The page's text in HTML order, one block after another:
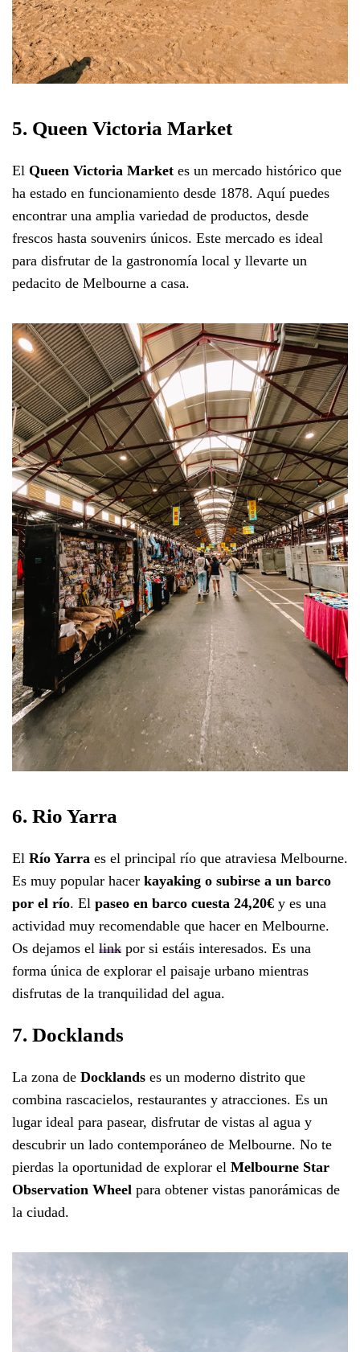
5. Queen Victoria Market
El Queen Victoria Market es un mercado histórico que
ha estado en funcionamiento desde 1878. Aquí puedes
encontrar una amplia variedad de productos, desde
frescos hasta souvenirs únicos. Este mercado es ideal
para disfrutar de la gastronomía local y llevarte un
pedacito de Melbourne a casa.
6. Rio Yarra
El Río Yarra es el principal río que atraviesa Melbourne.
Es muy popular hacer kayaking o subirse a un barco
por el río. El paseo en barco cuesta 24,20€ y es una
actividad muy recomendable que hacer en Melbourne.
Os dejamos el link por si estáis interesados. Es una
forma única de explorar el paisaje urbano mientras
disfrutas de la tranquilidad del agua.
7. Docklands
La zona de Docklands es un moderno distrito que
combina rascacielos, restaurantes y atracciones. Es un
lugar ideal para pasear, disfrutar de vistas al agua y
descubrir un lado contemporáneo de Melbourne. No te
pierdas la oportunidad de explorar el Melbourne Star
Observation Wheel para obtener vistas panorámicas de
la ciudad.